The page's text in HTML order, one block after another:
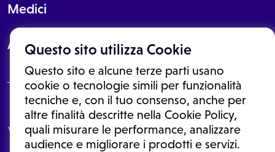
Questo sito utilizza Cookie
Questo sito e alcune terze parti usano
cookie o tecnologie simili per funzionalità
tecniche e, con il tuo consenso, anche per
altre finalità descritte nella Cookie Policy,
quali misurare le performance, analizzare
audience e migliorare i prodotti e servizi.
Medici
About
Le informazioni proposte in questo sito non sono un consulto medico.
In nessun caso, queste informazioni sostituiscono un consulto, una
visita o una diagnosi formulata dal medico. Non si devono considerare
le informazioni disponibili come suggerimenti per la formulazione di
una diagnosi, la determinazione di un trattamento o l'assunzione o